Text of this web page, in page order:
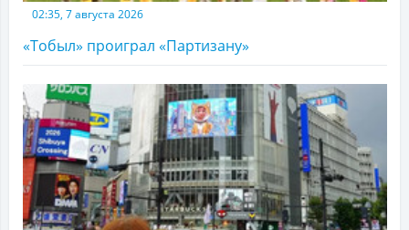
02:35, 7 августа 2026
«Тобыл» проиграл «Партизану»